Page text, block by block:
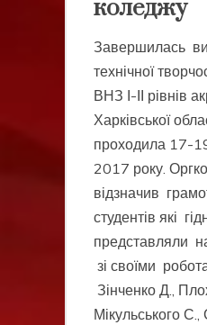
коледжу
Завершилась
технічної
ВНЗ І-ІІ рівнів
Харківської
проходила 17-
2017 року.
відзначив
студентів які
представляли
зі своїми
Зінченко Д.,
Мікульського С.,